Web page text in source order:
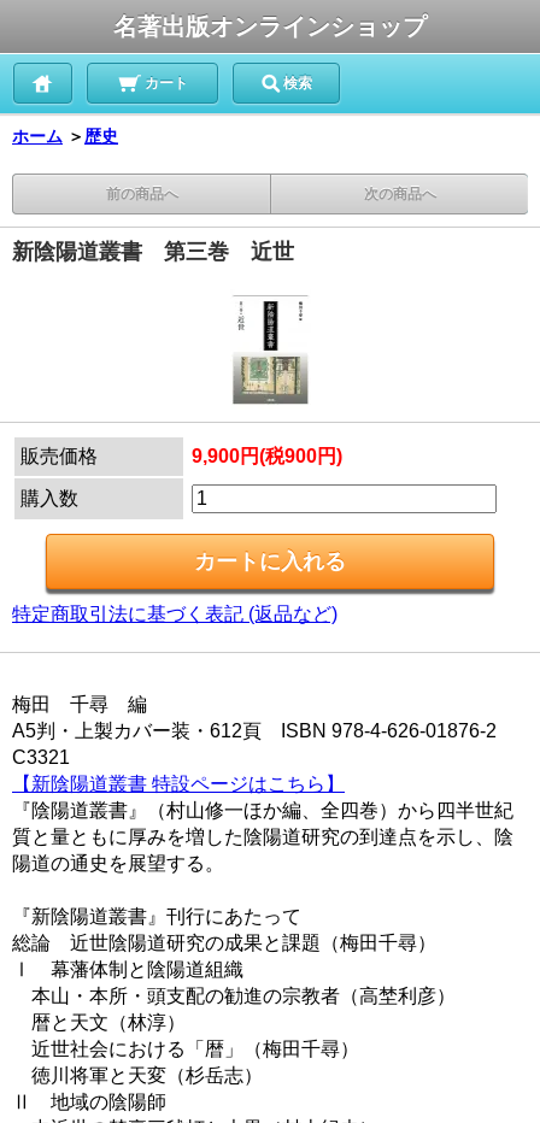
名著出版オンラインショップ
カート 検索
ホーム ＞ 歴史
前の商品へ 次の商品へ
新陰陽道叢書 第三巻 近世
販売価格 9,900円(税900円)
購入数
特定商取引法に基づく表記 (返品など)
梅田 千尋 編
A5判・上製カバー装・612頁 ISBN 978-4-626-01876-2
C3321
【新陰陽道叢書 特設ページはこちら】
『陰陽道叢書』（村山修一ほか編、全四巻）から四半世紀
質と量ともに厚みを増した陰陽道研究の到達点を示し、陰
陽道の通史を展望する。
『新陰陽道叢書』刊行にあたって
総論 近世陰陽道研究の成果と課題（梅田千尋）
Ⅰ 幕藩体制と陰陽道組織
本山・本所・頭支配の勧進の宗教者（高埜利彦）
暦と天文（林淳）
近世社会における「暦」（梅田千尋）
徳川将軍と天変（杉岳志）
Ⅱ 地域の陰陽師